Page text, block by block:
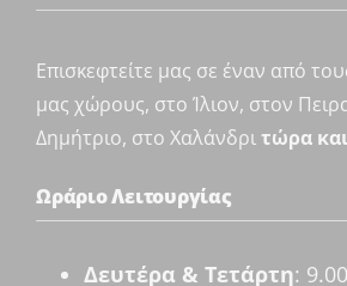
Επισκεφτείτε μας σε έναν από
μας χώρους, στο Ίλιον, στον
Δημήτριο, στο Χαλάνδριτώρα
Ωράριο Λειτουργίας
Δευτέρα & Τετάρτη: